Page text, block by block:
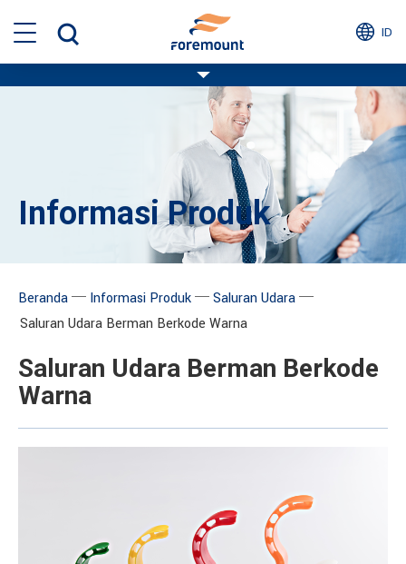
ID
Informasi Produk
Beranda─ Informasi Produk─Saluran Udara─
Saluran Udara Berman Berkode Warna
Saluran Udara Berman Berkode
Warna